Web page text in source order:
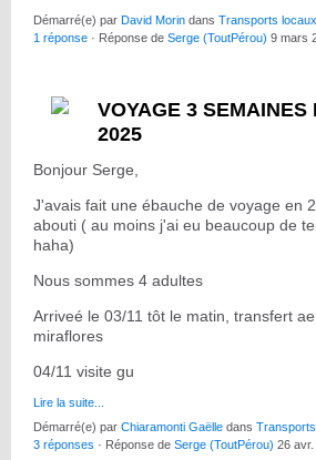
Démarré(e) par David Morin dans Transports locaux
1 réponse · Réponse de Serge (ToutPérou) 9 mars
VOYAGE 3 SEMAINES
2025
Bonjour Serge,
J'avais fait une ébauche de voyage en
abouti ( au moins j'ai eu beaucoup de
haha)
Nous sommes 4 adultes
Arriveé le 03/11 tôt le matin, transfert
miraflores
04/11 visite gu
Lire la suite...
Démarré(e) par Chiaramonti Gaëlle dans
3 réponses · Réponse de Serge (ToutPérou) 26